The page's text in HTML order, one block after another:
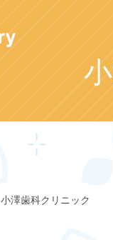
小澤歯科クリニック